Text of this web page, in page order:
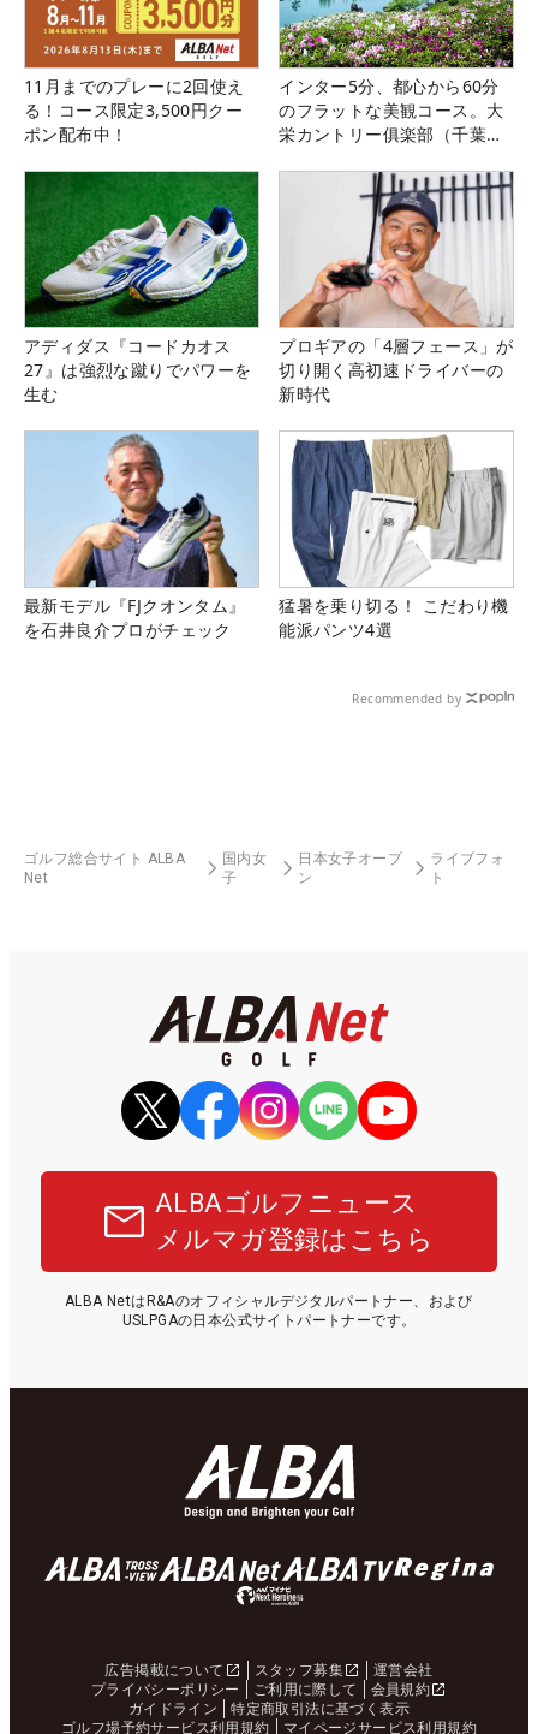
11月までのプレーに2回使え
る！コース限定3,500円クー
ポン配布中！
インター5分、都心から60分
のフラットな美観コース。大
栄カントリー俱楽部（千葉
アディダス『コードカオス
27』は強烈な蹴りでパワーを
生む
プロギアの「4層フェース」が
切り開く高初速ドライバーの
新時代
最新モデル『FJクオンタム』
を石井良介プロがチェック
猛暑を乗り切る！ こだわり機
能派パンツ4選
Recommended by
ゴルフ総合サイト ALBA
Net
国内女
子
日本女子オープ
ン
ライブフォ
ト
ALBAゴルフニュース
メルマガ登録はこちら
ALBA NetはR&Aのオフィシャルデジタルパートナー、および
USLPGAの日本公式サイトパートナーです。
広告掲載について スタッフ募集
運営会社
プライバシーポリシー
ご利用に際して
会員規約
ガイドライン
特定商取引法に基づく表示
ゴルフ場予約サービス利用規約
マイページサービス利用規約